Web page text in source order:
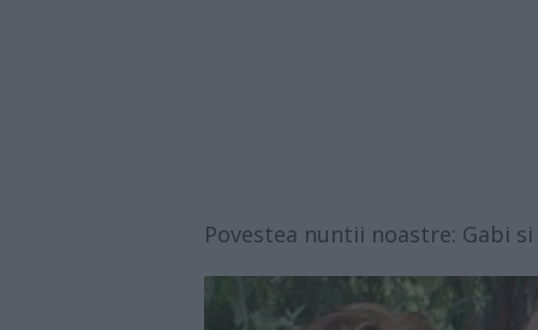
Povestea nuntii noastre: Gabi si